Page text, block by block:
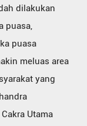
dilakukan
puasa,
puasa
meluas area
yang
Utama